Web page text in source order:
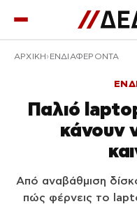
ΑΡΧΙΚΉ ΕΝΔΙΑΦΕΡΟΝΤΑ
Παλιό
κάνουν
Από αναβάθμιση
πώς φέρνεις το